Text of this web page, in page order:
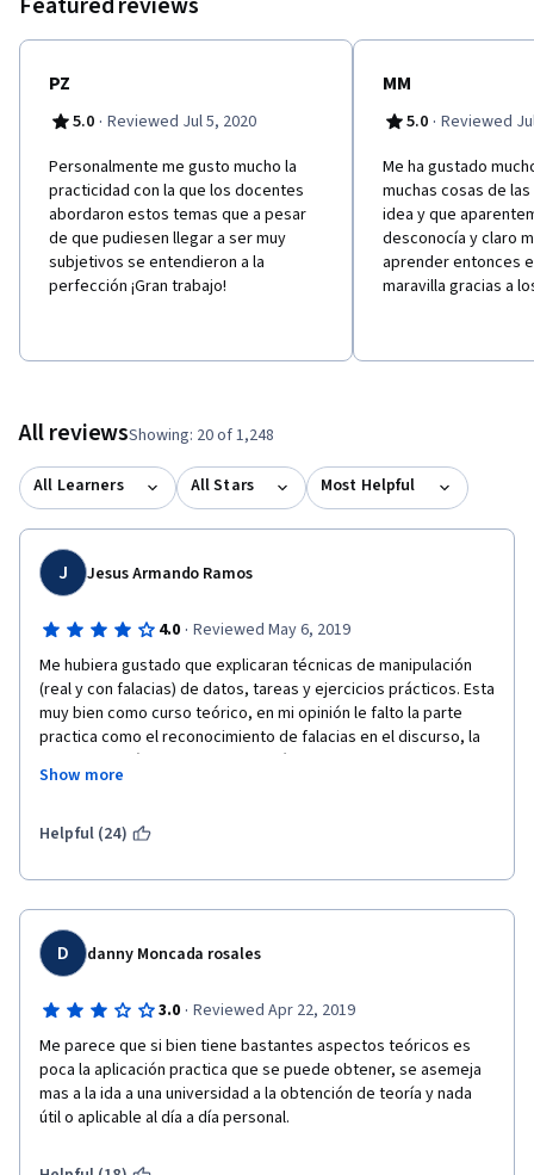
PZ
5.0 · Reviewed Jul 5, 2020
Personalmente me gusto mucho la
practicidad con la que los docentes
abordaron estos temas que a pesar
de que pudiesen llegar a ser muy
subjetivos se entendieron a la
perfección ¡Gran trabajo!
MM
5.0 · Reviewed
Me ha gustado
muchas cosas de
idea y que
desconocía y claro
aprender entonces
maravilla gracias a
All reviewsShowing: 20 of 1,248
All Learners All Stars Most Helpful
J Jesus Armando Ramos
4.0 · Reviewed May 6, 2019
Me hubiera gustado que explicaran técnicas de manipulación
(real y con falacias) de datos, tareas y ejercicios prácticos. Esta
muy bien como curso teórico, en mi opinión le falto la parte
practica como el reconocimiento de falacias en el discurso, la
lectura de imágenes para expresión de argumentos y la
manipulación e inferencia numérica tanto para descubrir
esfuerzo y la oportunidad de acceso al material. Saludos desde
Show more
Helpful (24)
D danny Moncada rosales
3.0 · Reviewed Apr 22, 2019
Me parece que si bien tiene bastantes aspectos teóricos es
poca la aplicación practica que se puede obtener, se asemeja
mas a la ida a una universidad a la obtención de teoría y nada
útil o aplicable al día a día personal.